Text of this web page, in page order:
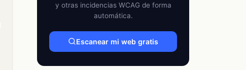
y otras incidencias WCAG de forma
automática.
Escanear mi web gratis